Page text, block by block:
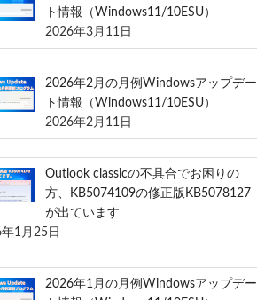
ト情報（Windows11/10ESU）
2026年3月11日
2026年2月の月例Windowsアップデー
ト情報（Windows11/10ESU）
2026年2月11日
Outlook classicの不具合でお困りの
方、KB5074109の修正版KB5078127
が出ています
1月25日
2026年1月の月例Windowsアップデー